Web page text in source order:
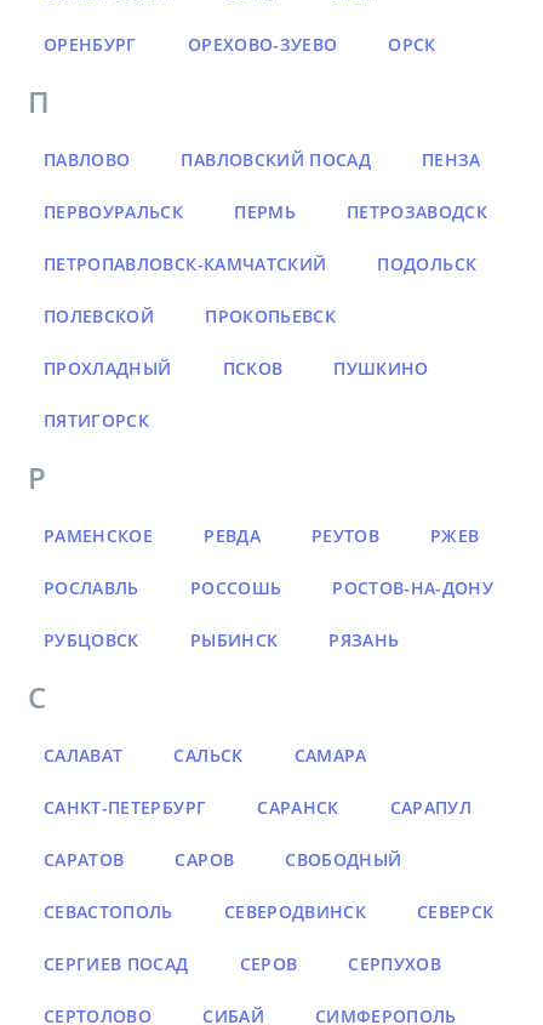
ОРЕНБУРГ ОРЕХОВО-ЗУЕВО ОРСК
П
ПАВЛОВО ПАВЛОВСКИЙ ПОСАД ПЕНЗА
ПЕРВОУРАЛЬСК ПЕРМЬ ПЕТРОЗАВОДСК
ПЕТРОПАВЛОВСК-КАМЧАТСКИЙ ПОДОЛЬСК
ПОЛЕВСКОЙ ПРОКОПЬЕВСК
ПРОХЛАДНЫЙ ПСКОВ ПУШКИНО
ПЯТИГОРСК
Р
РАМЕНСКОЕ РЕВДА РЕУТОВ РЖЕВ
РОСЛАВЛЬ РОССОШЬ РОСТОВ-НА-ДОНУ
РУБЦОВСК РЫБИНСК РЯЗАНЬ
С
САЛАВАТ САЛЬСК САМАРА
САНКТ-ПЕТЕРБУРГ САРАНСК САРАПУЛ
САРАТОВ САРОВ СВОБОДНЫЙ
СЕВАСТОПОЛЬ СЕВЕРОДВИНСК СЕВЕРСК
СЕРГИЕВ ПОСАД СЕРОВ СЕРПУХОВ
СЕРТОЛОВО СИБАЙ СИМФЕРОПОЛЬ